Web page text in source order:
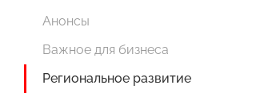
Анонсы
Важное для бизнеса
Региональное развитие